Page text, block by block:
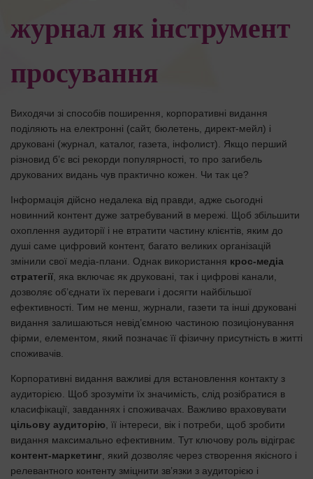
журнал як інструмент
просування
Виходячи зі способів поширення, корпоративні видання
поділяють на електронні (сайт, бюлетень, директ-мейл) і
друковані (журнал, каталог, газета, інфолист). Якщо перший
різновид б’є всі рекорди популярності, то про загибель
друкованих видань чув практично кожен. Чи так це?
Інформація дійсно недалека від правди, адже сьогодні
новинний контент дуже затребуваний в мережі. Щоб збільшити
охоплення аудиторії і не втратити частину клієнтів, яким до
душі саме цифровий контент, багато великих організацій
змінили свої медіа-плани. Однак використання крос-медіа
стратегії , яка включає як друковані, так і цифрові канали,
дозволяє об’єднати їх переваги і досягти найбільшої
ефективності. Тим не менш, журнали, газети та інші друковані
видання залишаються невід’ємною частиною позиціонування
фірми, елементом, який позначає її фізичну присутність в житті
споживачів.
Корпоративні видання важливі для встановлення контакту з
аудиторією. Щоб зрозуміти їх значимість, слід розібратися в
класифікації, завданнях і споживачах. Важливо враховувати
цільову аудиторію , її інтереси, вік і потреби, щоб зробити
видання максимально ефективним. Тут ключову роль відіграє
контент-маркетинг , який дозволяє через створення якісного і
релевантного контенту зміцнити зв’язки з аудиторією і